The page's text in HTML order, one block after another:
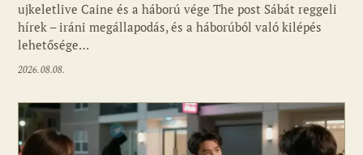
Fotó: ujkelet.live
ujkeletlive Caine és a háború vége The post Sábát reggeli
hírek – iráni megállapodás, és a háborúból való kilépés
lehetősége…
2026.08.08.